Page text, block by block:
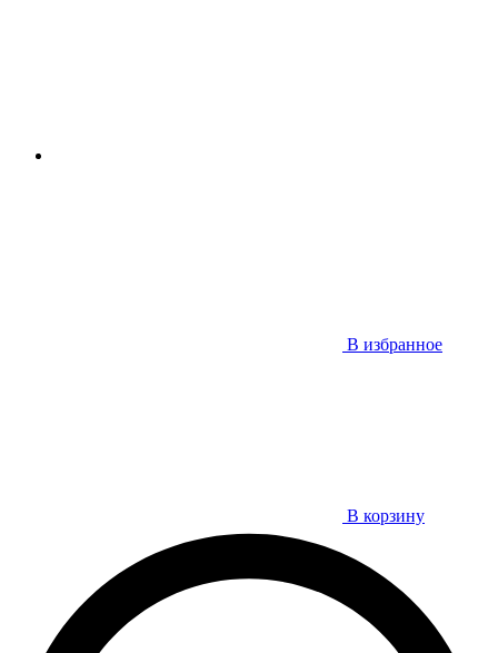
В избранное
В корзину